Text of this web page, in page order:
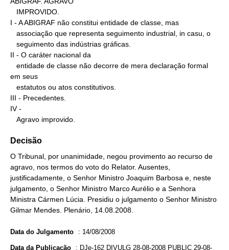
I - A ABIGRAF não constitui entidade de classe, mas
II - O caráter nacional da
em seus
III - Precedentes.
IV -
   Agravo improvido.
Decisão
O Tribunal, por unanimidade, negou provimento ao recurso de
agravo, nos termos do voto do Relator. Ausentes,
justificadamente, o Senhor Ministro Joaquim Barbosa e, neste
julgamento, o Senhor Ministro Marco Aurélio e a Senhora
Ministra Cármen Lúcia. Presidiu o julgamento o Senhor Ministro
Gilmar Mendes. Plenário, 14.08.2008.
Data do Julgamento : 14/08/2008
Data da Publicação : DJe-162 DIVULG 28-08-2008 PUBLIC 29-08-